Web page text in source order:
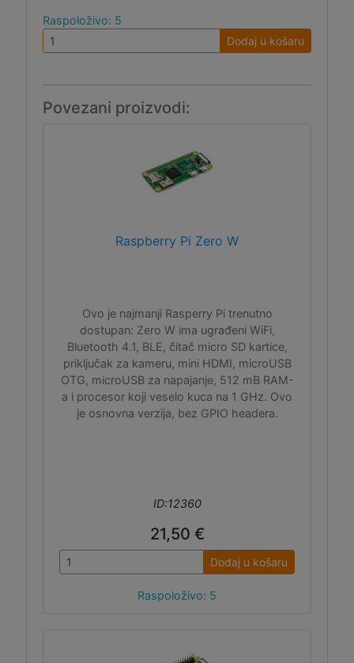
Raspoloživo: 5
Dodaj u košaru
Povezani proizvodi:
Raspberry Pi Zero W
Ovo je najmanji Rasperry Pi trenutno
dostupan: Zero W ima ugrađeni WiFi,
Bluetooth 4.1, BLE, čitač micro SD kartice,
priključak za kameru, mini HDMI, microUSB
OTG, microUSB za napajanje, 512 mB RAM-
a i procesor koji veselo kuca na 1 GHz. Ovo
je osnovna verzija, bez GPIO headera.
ID:12360
21,50 €
Dodaj u košaru
Raspoloživo: 5